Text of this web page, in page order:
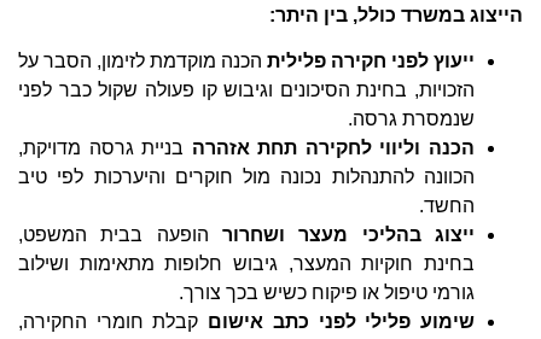
הייצוג במשרד כולל, בין היתר:
ייעוץ לפני חקירה פלילית הכנה מוקדמת לזימון, הסבר על
הזכויות, בחינת הסיכונים וגיבוש קו פעולה שקול כבר לפני
שנמסרת גרסה.
הכנה וליווי לחקירה תחת אזהרה בניית גרסה מדויקת,
הכוונה להתנהלות נכונה מול חוקרים והיערכות לפי טיב
החשד.
ייצוג בהליכי מעצר ושחרור הופעה בבית המשפט,
בחינת חוקיות המעצר, גיבוש חלופות מתאימות ושילוב
גורמי טיפול או פיקוח כשיש בכך צורך.
שימוע פלילי לפני כתב אישום קבלת חומרי החקירה,